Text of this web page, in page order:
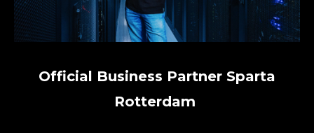
Official Business Partner Sparta
Rotterdam